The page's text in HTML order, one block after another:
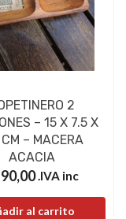
2
– 15 X 7.5 X
– MACERA
ACACIA
IVA inc.
al carrito